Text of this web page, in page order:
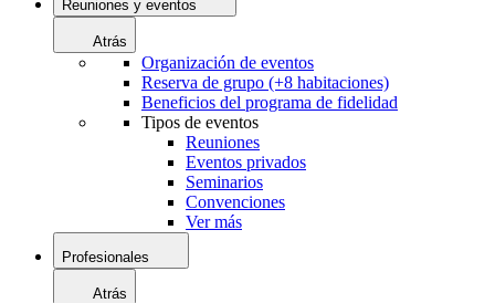
Reuniones y eventos
Atrás
Organización de eventos
Reserva de grupo (+8 habitaciones)
Beneficios del programa de fidelidad
Tipos de eventos
Reuniones
Eventos privados
Seminarios
Convenciones
Ver más
Profesionales
Atrás